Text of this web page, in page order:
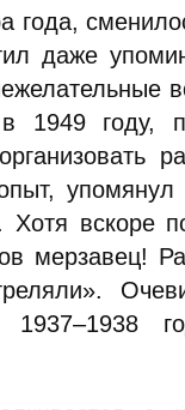
года,
даже
1949 году,
упомянул
Хотя вскоре
мерзавец!
.
1937–1938